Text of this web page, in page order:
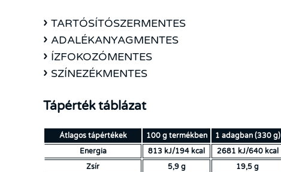
TARTÓSÍTÓSZERMENTES
ADALÉKANYAGMENTES
ÍZFOKOZÓMENTES
SZÍNEZÉKMENTES
Tápérték táblázat
Átlagos tápértékek 100 g termékben 1 adagban (330 g)
Energia
813 kJ/194 kcal 2681 kJ/640 kcal
Zsír
5,9 g 19,5 g